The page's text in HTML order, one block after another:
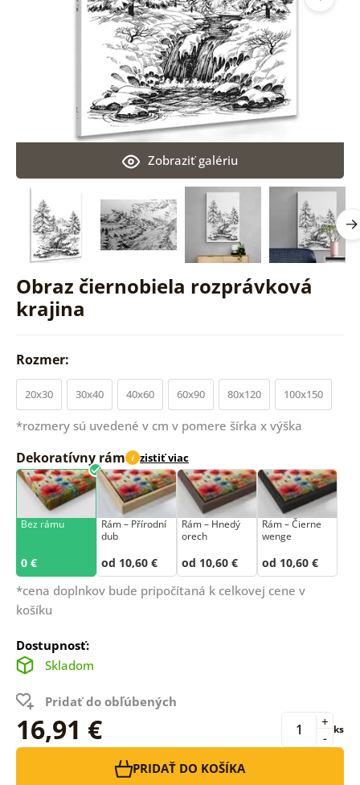
Obraz čiernobiela rozprávková
krajina
Zobraziť galériu
Rozmer:
20x30 30x40 40x60 60x90 80x120 100x150
*rozmery sú uvedené v cm v pomere šírka x výška
Dekoratívny rám i zistiť viac
Bez rámu
0 €
Rám –⁠⁠⁠⁠⁠⁠ Přírodní
dub
od 10,60 €
Rám – Hnedý
orech
od 10,60 €
Rám – Čierne
wenge
od 10,60 €
*cena doplnkov bude pripočítaná k celkovej cene v
košíku
Dostupnosť:
Skladom
Pridať do obľúbených
16,91 € -
+ ks
PRIDAŤ DO KOŠÍKA